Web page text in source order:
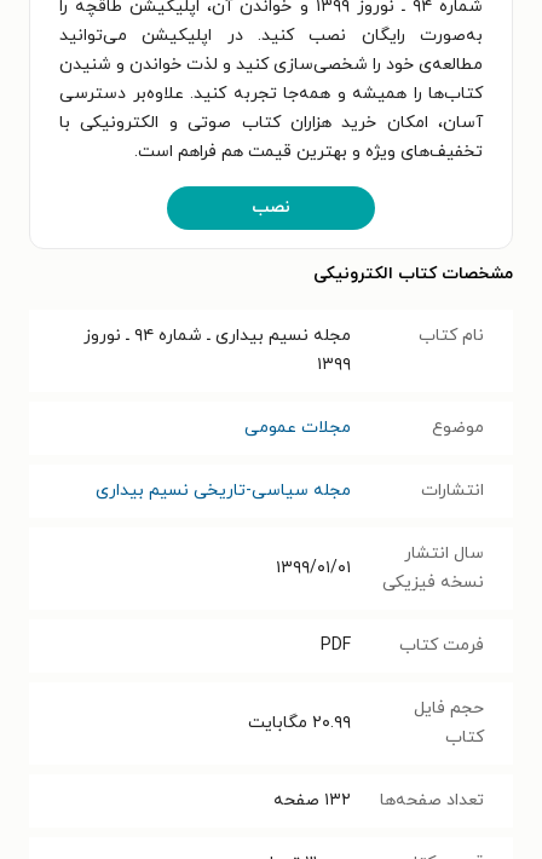
شماره ۹۴ ـ نوروز ۱۳۹۹ و خواندن آن، اپلیکیشن طاقچه را
به‌صورت رایگان نصب کنید. در اپلیکیشن می‌توانید
مطالعه‌ی خود را شخصی‌سازی کنید و لذت خواندن و شنیدن
کتاب‌ها را همیشه و همه‌جا تجربه کنید. علاوه‌بر دسترسی
آسان، امکان خرید هزاران کتاب صوتی و الکترونیکی با
تخفیف‌های ویژه و بهترین قیمت هم فراهم است.
نصب
مشخصات کتاب الکترونیکی
نام کتاب
مجله نسیم بیداری ـ شماره ۹۴ ـ نوروز
۱۳۹۹
موضوع مجلات عمومی
انتشارات مجله سیاسی-تاریخی نسیم بیداری
سال انتشار
نسخه فیزیکی
۱۳۹۹/۰۱/۰۱
فرمت کتاب PDF
حجم فایل
کتاب
۲۰.۹۹ مگابایت
تعداد صفحه‌ها ۱۳۲ صفحه